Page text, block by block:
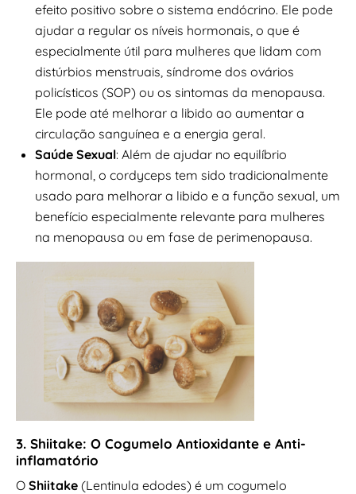
efeito positivo sobre o sistema endócrino. Ele pode
ajudar a regular os níveis hormonais, o que é
especialmente útil para mulheres que lidam com
distúrbios menstruais, síndrome dos ovários
policísticos (SOP) ou os sintomas da menopausa.
Ele pode até melhorar a libido ao aumentar a
circulação sanguínea e a energia geral.
Saúde Sexual: Além de ajudar no equilíbrio
hormonal, o cordyceps tem sido tradicionalmente
usado para melhorar a libido e a função sexual, um
benefício especialmente relevante para mulheres
na menopausa ou em fase de perimenopausa.
3. Shiitake: O Cogumelo Antioxidante e Anti-
inflamatório
O Shiitake (Lentinula edodes) é um cogumelo